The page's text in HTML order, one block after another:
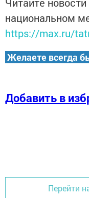
национальном
https://max.ru/
Желаете всегда
Добавить в
Перейти